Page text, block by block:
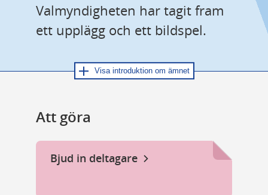
Valmyndigheten har tagit fram
ett upplägg och ett bildspel.
Visa introduktion om ämnet
av kommunernas
valnämnder
Länsstyrelserna ska utbilda
Att göra
Bjud in deltagare